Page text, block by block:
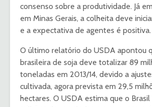
consenso sobre a produtividade. Já
em Minas Gerais, a colheita deve
e a expectativa de agentes é positiva.
O último relatório do USDA apontou
brasileira de soja deve totalizar 89
toneladas em 2013/14, devido a
cultivada, agora prevista em 29,5
hectares. O USDA estima que o Brasil